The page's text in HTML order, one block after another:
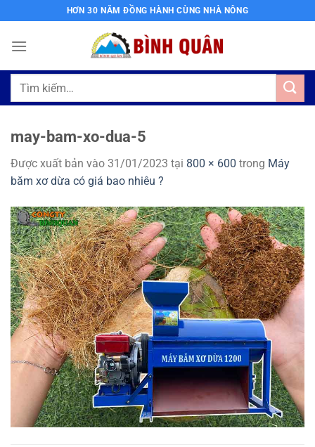
qua
nội
HƠN 30 NĂM ĐỒNG HÀNH CÙNG NHÀ NÔNG
Tìm
may-bam-xo-dua-5
Được xuất bản vào 31/01/2023 tại 800 × 600 trong Máy
băm xơ dừa có giá bao nhiêu ?